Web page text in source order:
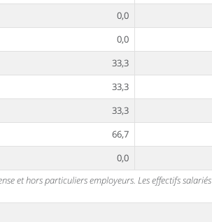
0,0
0,0
33,3
33,3
33,3
66,7
0,0
et hors particuliers employeurs. Les effectifs salariés